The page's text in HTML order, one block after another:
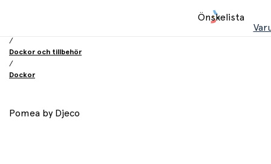
Önskelista
/
Dockor och tillbehör
/
Dockor
Pomea by Djeco